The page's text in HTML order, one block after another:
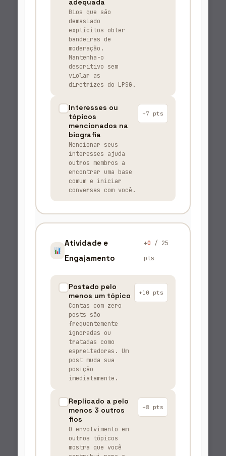
Bios que são
demasiado
explícitos obter
bandeiras de
moderação.
Mantenha-o
descritivo sem
violar as
diretrizes do LPSG.
Interesses ou
tópicos
mencionados na
biografia
Mencionar seus
interesses ajuda
outros membros a
encontrar uma base
comum e iniciar
conversas com você.
+7 pts
Atividade e
Engajamento
+0 / 25
pts
Postado pelo
menos um tópico
Contas com zero
posts são
frequentemente
ignoradas ou
tratadas como
espreitadoras. Um
post muda sua
posição
imediatamente.
+10 pts
Replicado a pelo
menos 3 outros
fios
O envolvimento em
outros tópicos
mostra que você
+8 pts